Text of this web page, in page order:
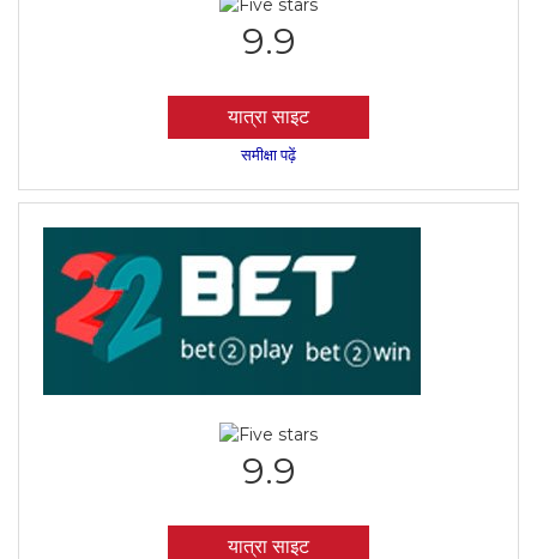
9.9
यात्रा साइट
समीक्षा पढ़ें
9.9
यात्रा साइट